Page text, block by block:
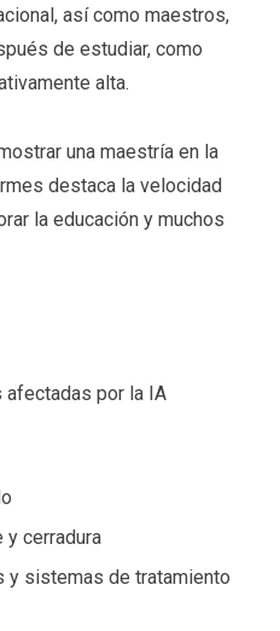
así como maestros,
de estudiar, como
alta.
una maestría en la
destaca la velocidad
la educación y muchos
afectadas por la IA
y cerradura
y sistemas de tratamiento